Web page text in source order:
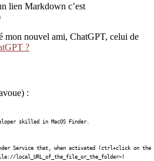
lien Markdown c’est
mon nouvel ami, ChatGPT, celui de
?
:
skilled in MacOS Finder.
Service that, when activated (ctrl+click
local_URL_of_the_file_or_the_folder>)